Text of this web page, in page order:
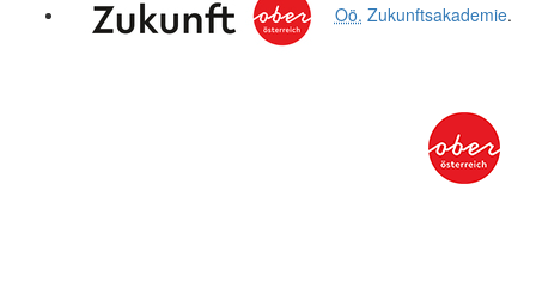
Oö. Zukunftsakademie.